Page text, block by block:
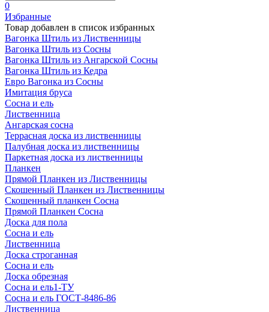
0
Избранные
Товар добавлен в список избранных
Вагонка Штиль из Лиственницы
Вагонка Штиль из Сосны
Вагонка Штиль из Ангарской Сосны
Вагонка Штиль из Кедра
Евро Вагонка из Сосны
Имитация бруса
Сосна и ель
Лиственница
Ангарская сосна
Террасная доска из лиственницы
Палубная доска из лиственницы
Паркетная доска из лиственницы
Планкен
Прямой Планкен из Лиственницы
Скошенный Планкен из Лиственницы
Скошенный планкен Сосна
Прямой Планкен Сосна
Доска для пола
Сосна и ель
Лиственница
Доска строганная
Сосна и ель
Доска обрезная
Сосна и ель1-ТУ
Сосна и ель ГОСТ-8486-86
Лиственница